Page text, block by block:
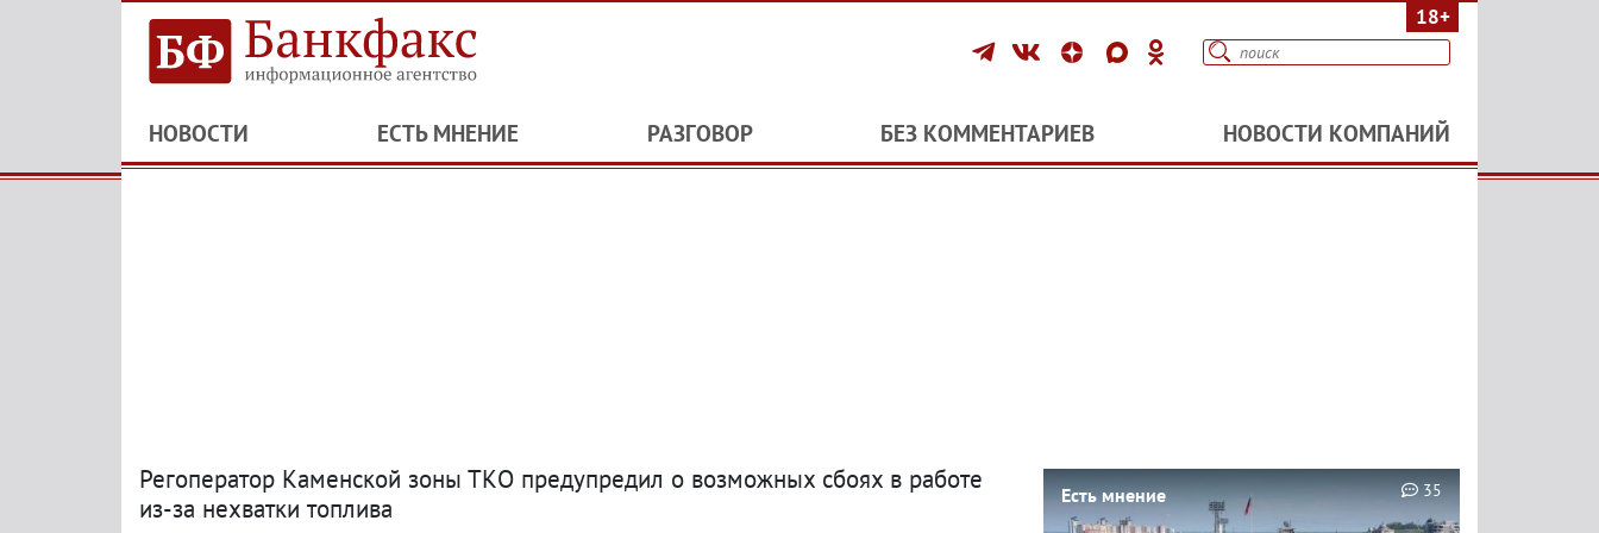
18+
НОВОСТИ ЕСТЬ МНЕНИЕ РАЗГОВОР БЕЗ КОММЕНТАРИЕВ НОВОСТИ КОМПАНИЙ
Регоператор Каменской зоны ТКО предупредил о возможных сбоях в работе
из-за нехватки топлива
Есть мнение 35